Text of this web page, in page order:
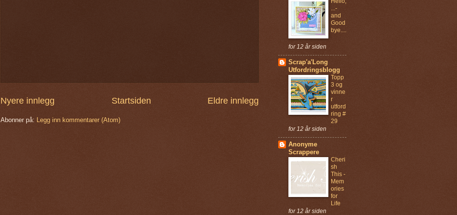
Nyere innlegg Eldre innlegg
Startsiden
Abonner på: Legg inn kommentarer (Atom)
...-
and
Good
bye....
for 12 år siden
Scrap'a'Long
Utfordringsblogg
Topp
3 og
vinne
r
utford
ring #
29
for 12 år siden
Anonyme
Scrappere
Cheri
sh
This -
Mem
ories
for
Life
for 12 år siden